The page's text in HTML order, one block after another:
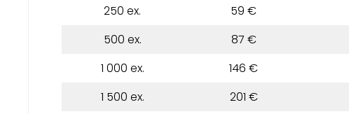
250 ex.
59 €
500 ex.
87 €
1 000 ex.
146 €
1 500 ex.
201 €